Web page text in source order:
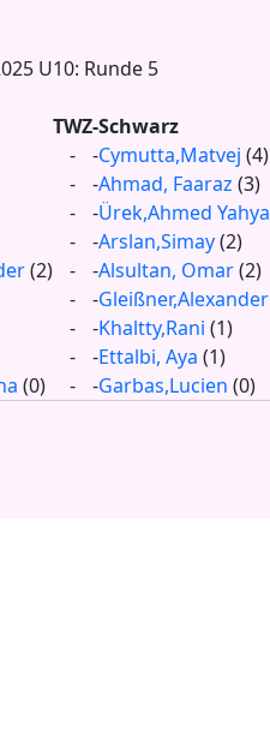
U10: Runde 5
TWZ-Schwarz
- -Cymutta,Matvej (4)
- -Ahmad, Faaraz (3)
- -Ürek,Ahmed Yahya
- -Arslan,Simay(2)
(2) - -Alsultan, Omar(2)
- -Gleißner,Alexander
- -Khaltty,Rani (1)
- -Ettalbi, Aya (1)
(0) - -Garbas,Lucien (0)